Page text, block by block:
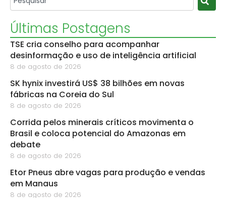
Últimas Postagens
TSE cria conselho para acompanhar
desinformação e uso de inteligência artificial
8 de agosto de 2026
SK hynix investirá US$ 38 bilhões em novas
fábricas na Coreia do Sul
8 de agosto de 2026
Corrida pelos minerais críticos movimenta o
Brasil e coloca potencial do Amazonas em
debate
8 de agosto de 2026
Etor Pneus abre vagas para produção e vendas
em Manaus
8 de agosto de 2026